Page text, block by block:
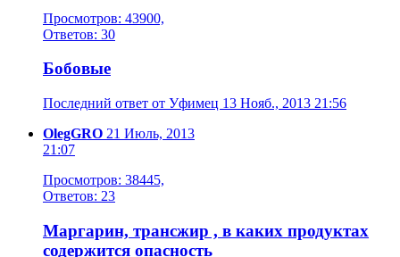
Просмотров: 43900,
Ответов: 30
Бобовые
Последний ответ от Уфимец 13 Нояб., 2013 21:56
OlegGRO 21 Июль, 2013
21:07
Просмотров: 38445,
Ответов: 23
Маргарин, трансжир , в каких продуктах
содержится опасность